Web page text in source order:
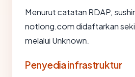
Menurut catatan RDAP,
notlong.com didaftarkan
melalui Unknown.
Penyedia infrastruktur